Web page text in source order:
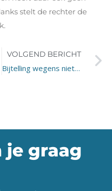
stelt de rechter de
VOLGEND BERICHT
Bijtelling wegens niet sluitende rittenadministratie
je graag